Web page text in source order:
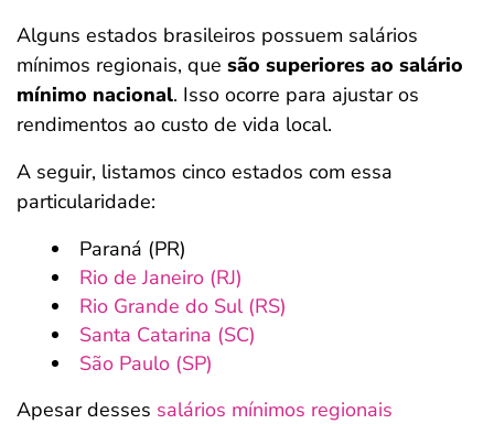
Alguns estados brasileiros possuem salários
mínimos regionais, que são superiores ao salário
mínimo nacional. Isso ocorre para ajustar os
rendimentos ao custo de vida local.
A seguir, listamos cinco estados com essa
particularidade:
Paraná (PR)
Rio de Janeiro (RJ)
Rio Grande do Sul (RS)
Santa Catarina (SC)
São Paulo (SP)
Apesar desses salários mínimos regionais